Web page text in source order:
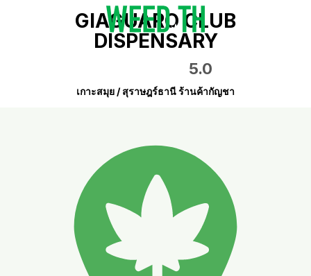
GIAGUARO CLUB
DISPENSARY
5.0
เกาะสมุย / สุราษฎร์ธานี ร้านค้ากัญชา